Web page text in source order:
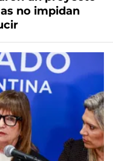
no impidan